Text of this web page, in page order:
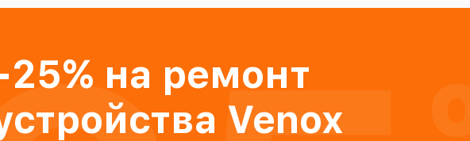
на ремонт
Venox